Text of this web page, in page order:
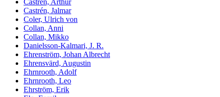
Castrén, Arthur
Castrén, Jalmar
Coler, Ulrich von
Collan, Anni
Collan, Mikko
Danielsson-Kalmari, J. R.
Ehrenström, Johan Albrecht
Ehrensvärd, Augustin
Ehrnrooth, Adolf
Ehrnrooth, Leo
Ehrström, Erik